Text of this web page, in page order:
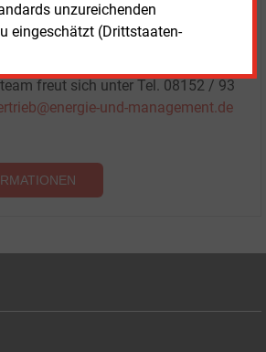
unzureichenden
eingeschätzt (Drittstaaten-
wenn Sie Fragen zur Nutzung von
verschiedenen Abonnement-
freut sich unter Tel. 08152 / 93
und-management.de